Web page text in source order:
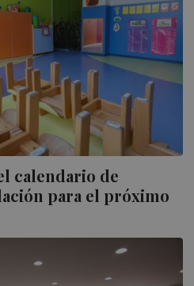
calendario de
para el próximo